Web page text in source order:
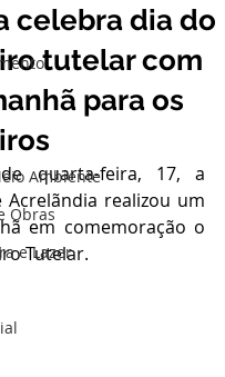
Ambiente
Obras
e Lazer
celebra dia do
tutelar com
para os
quarta-feira, 17, a
realizou um
em comemoração o
Tutelar.